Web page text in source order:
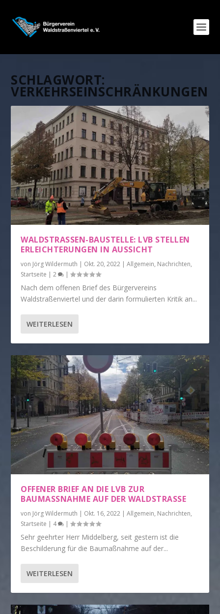
SCHLAGWORT:
VERKEHRSEINSCHRÄNKUNGEN
WALDSTRASSEN-BAUSTELLE: LVB STELLEN E
RLEICHTERUNGEN IN AUSSICHT
von Jörg Wildermuth | Okt. 20, 2022 |Allgemein, Nachrichten,
Startseite |2 |
Nach dem offenen Brief des Bürgervereins
Waldstraßenviertel und der darin formulierten Kritik an...
WEITERLESEN
OFFENER BRIEF AN DIE LVB ZUR
BAUMASSNAHME AUF DER WALDSTRASSE
von Jörg Wildermuth | Okt. 16, 2022 |Allgemein, Nachrichten,
Startseite | 4 |
Sehr geehrter Herr Middelberg, seit gestern ist die
Beschilderung für die Baumaßnahme auf der...
WEITERLESEN